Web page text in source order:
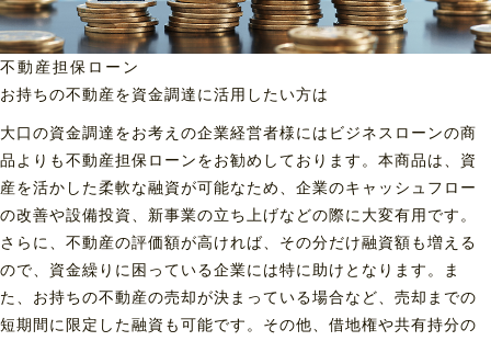
不動産担保ローン
お持ちの不動産を資金調達に活用したい方は
大口の資金調達をお考えの企業経営者様にはビジネスローンの商
品よりも不動産担保ローンをお勧めしております。本商品は、資
産を活かした柔軟な融資が可能なため、企業のキャッシュフロー
の改善や設備投資、新事業の立ち上げなどの際に大変有用です。
さらに、不動産の評価額が高ければ、その分だけ融資額も増える
ので、資金繰りに困っている企業には特に助けとなります。ま
た、お持ちの不動産の売却が決まっている場合など、売却までの
短期間に限定した融資も可能です。その他、借地権や共有持分の